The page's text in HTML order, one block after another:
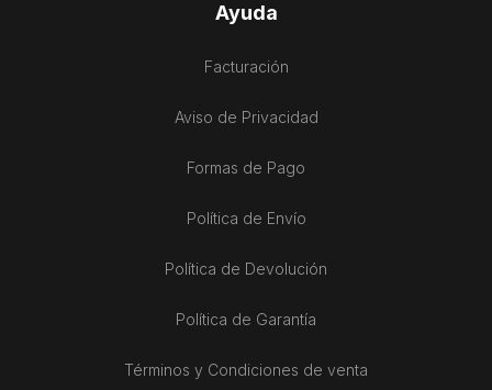
Ayuda
Facturación
Aviso de Privacidad
Formas de Pago
Política de Envío
Política de Devolución
Política de Garantía
Términos y Condiciones de venta